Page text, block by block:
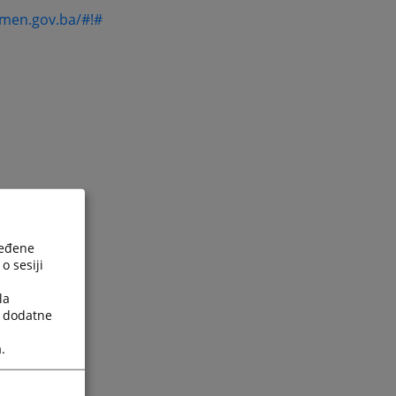
#!#
#!#
#!#
sesiji